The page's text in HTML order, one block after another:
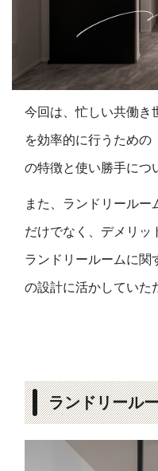
今回は、忙しい共働き
を効率的に行うための
の特徴と使い勝手につ
また、ランドリールー
だけでなく、デメリッ
ランドリールームに関
の設計に活かしていた
ランドリール